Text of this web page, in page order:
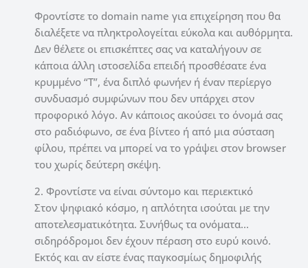
Φροντίστε το domain name για επιχείρηση που θα
διαλέξετε να πληκτρολογείται εύκολα και αυθόρμητα.
Δεν θέλετε οι επισκέπτες σας να καταλήγουν σε
κάποια άλλη ιστοσελίδα επειδή προσθέσατε ένα
κρυμμένο “Τ”, ένα διπλό φωνήεν ή έναν περίεργο
συνδυασμό συμφώνων που δεν υπάρχει στον
προφορικό λόγο. Αν κάποιος ακούσει το όνομά σας
στο ραδιόφωνο, σε ένα βίντεο ή από μια σύσταση
φίλου, πρέπει να μπορεί να το γράψει στον browser
του χωρίς δεύτερη σκέψη.
2. Φροντίστε να είναι σύντομο και περιεκτικό
Στον ψηφιακό κόσμο, η απλότητα ισούται με την
αποτελεσματικότητα. Συνήθως τα ονόματα…
σιδηρόδρομοι δεν έχουν πέραση στο ευρύ κοινό.
Εκτός και αν είστε ένας παγκοσμίως δημοφιλής